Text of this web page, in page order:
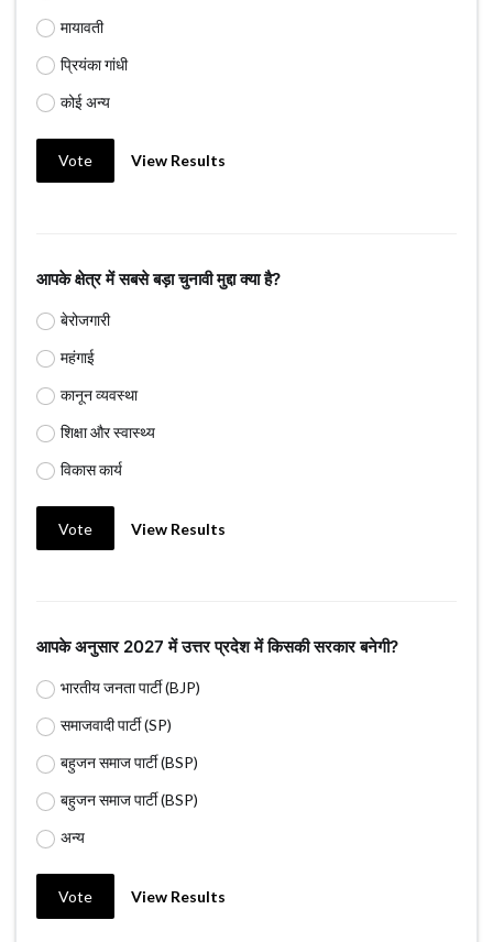
मायावती
प्रियंका गांधी
कोई अन्य
Vote View Results
आपके क्षेत्र में सबसे बड़ा चुनावी मुद्दा क्या है?
बेरोजगारी
महंगाई
कानून व्यवस्था
शिक्षा और स्वास्थ्य
विकास कार्य
Vote View Results
आपके अनुसार 2027 में उत्तर प्रदेश में किसकी सरकार बनेगी?
भारतीय जनता पार्टी (BJP)
समाजवादी पार्टी (SP)
बहुजन समाज पार्टी (BSP)
बहुजन समाज पार्टी (BSP)
अन्य
Vote View Results